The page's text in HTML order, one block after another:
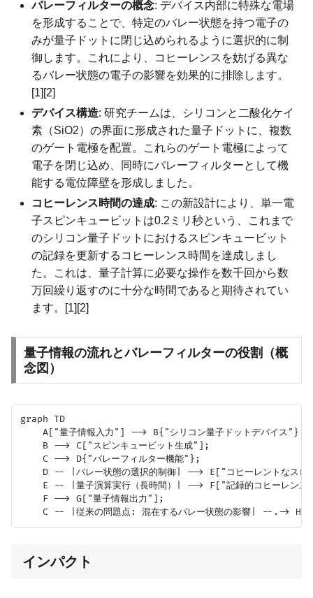
バレーフィルターの概念: デバイス内部に特殊な電場
を形成することで、特定のバレー状態を持つ電子の
みが量子ドットに閉じ込められるように選択的に制
御します。これにより、コヒーレンスを妨げる異な
るバレー状態の電子の影響を効果的に排除します。
[1][2]
デバイス構造: 研究チームは、シリコンと二酸化ケイ
素（SiO2）の界面に形成された量子ドットに、複数
のゲート電極を配置。これらのゲート電極によって
電子を閉じ込め、同時にバレーフィルターとして機
能する電位障壁を形成しました。
コヒーレンス時間の達成: この新設計により、単一電
子スピンキュービットは0.2ミリ秒という、これまで
のシリコン量子ドットにおけるスピンキュービット
の記録を更新するコヒーレンス時間を達成しまし
た。これは、量子計算に必要な操作を数千回から数
万回繰り返すのに十分な時間であると期待されてい
ます。[1][2]
量子情報の流れとバレーフィルターの役割（概
念図）
graph TD
    A["量子情報入力"] --> B{"シリコン量子ドットデバイス"};
    B --> C["スピンキュービット生成"];
    C --> D{"バレーフィルター機能"};
D -- |バレー状態の選択的制御| --> E["コヒーレントなスピ
E -- |量子演算実行（長時間）| --> F["記録的コヒーレン
    F --> G["量子情報出力"];
インパクト